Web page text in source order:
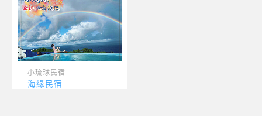
小琉球民宿
海緣民宿